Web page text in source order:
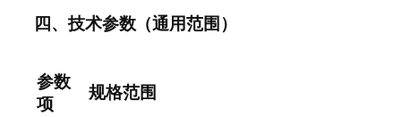
四、技术参数（通用范围）
参数
项
规格范围